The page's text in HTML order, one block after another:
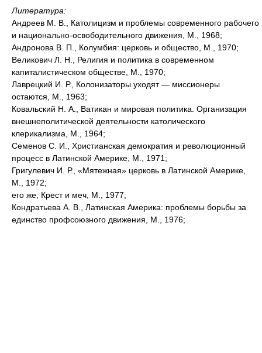
Литература:
Андреев М. В., Католицизм и проблемы современного рабочего
и национально-освободительного движения, М., 1968;
Андронова В. П., Колумбия: церковь и общество, М., 1970;
Великович Л. Н., Религия и политика в современном
капиталистическом обществе, М., 1970;
Лаврецкий И. Р., Колонизаторы уходят — миссионеры
остаются, М., 1963;
Ковальский Н. А., Ватикан и мировая политика. Организация
внешнеполитической деятельности католического
клерикализма, М., 1964;
Семенов С. И., Христианская демократия и революционный
процесс в Латинской Америке, М., 1971;
Григулевич И. Р., «Мятежная» церковь в Латинской Америке,
М., 1972;
его же, Крест и меч, М., 1977;
Кондратьева А. В., Латинская Америка: проблемы борьбы за
единство профсоюзного движения, М., 1976;